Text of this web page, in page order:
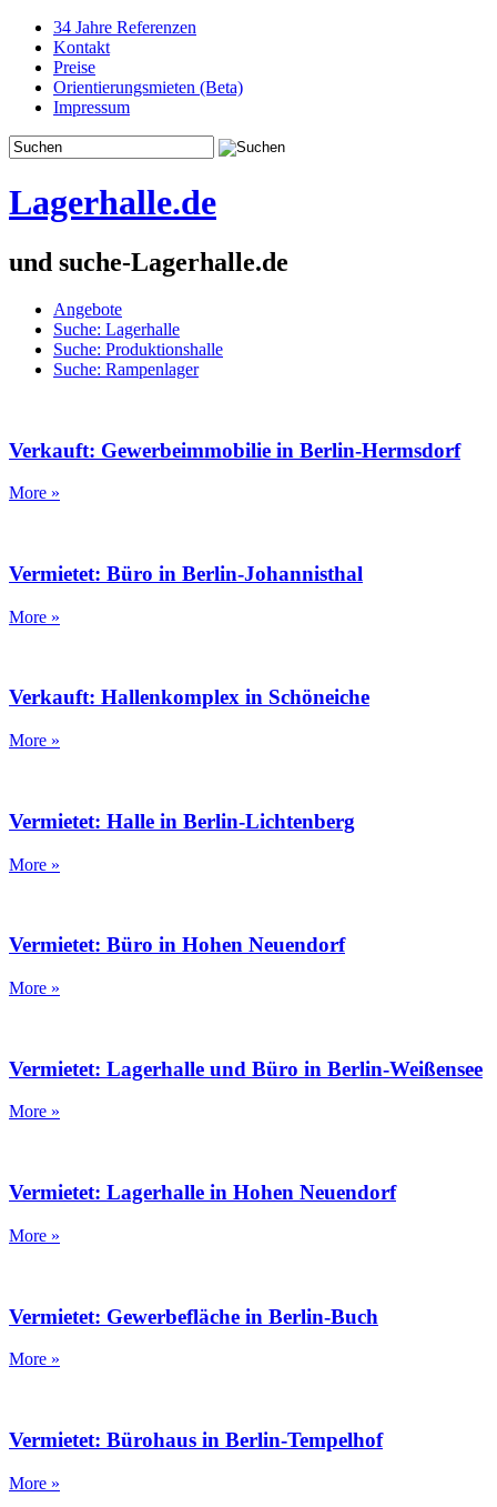
34 Jahre Referenzen
Kontakt
Preise
Orientierungsmieten (Beta)
Impressum
Lagerhalle.de
und suche-Lagerhalle.de
Angebote
Suche: Lagerhalle
Suche: Produktionshalle
Suche: Rampenlager
Verkauft: Gewerbeimmobilie in Berlin-Hermsdorf
More »
Vermietet: Büro in Berlin-Johannisthal
More »
Verkauft: Hallenkomplex in Schöneiche
More »
Vermietet: Halle in Berlin-Lichtenberg
More »
Vermietet: Büro in Hohen Neuendorf
More »
Vermietet: Lagerhalle und Büro in Berlin-Weißensee
More »
Vermietet: Lagerhalle in Hohen Neuendorf
More »
Vermietet: Gewerbefläche in Berlin-Buch
More »
Vermietet: Bürohaus in Berlin-Tempelhof
More »